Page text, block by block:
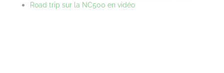
Road trip sur la NC500 en vidéo